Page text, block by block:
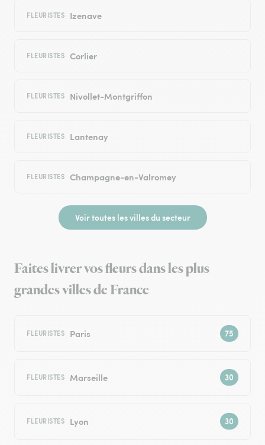
FLEURISTES Izenave
FLEURISTES Corlier
FLEURISTES Nivollet-Montgriffon
FLEURISTES Lantenay
FLEURISTES Champagne-en-Valromey
Voir toutes les villes du secteur
Faites livrer vos fleurs dans les plus
grandes villes de France
FLEURISTES Paris
FLEURISTES Marseille
FLEURISTES Lyon